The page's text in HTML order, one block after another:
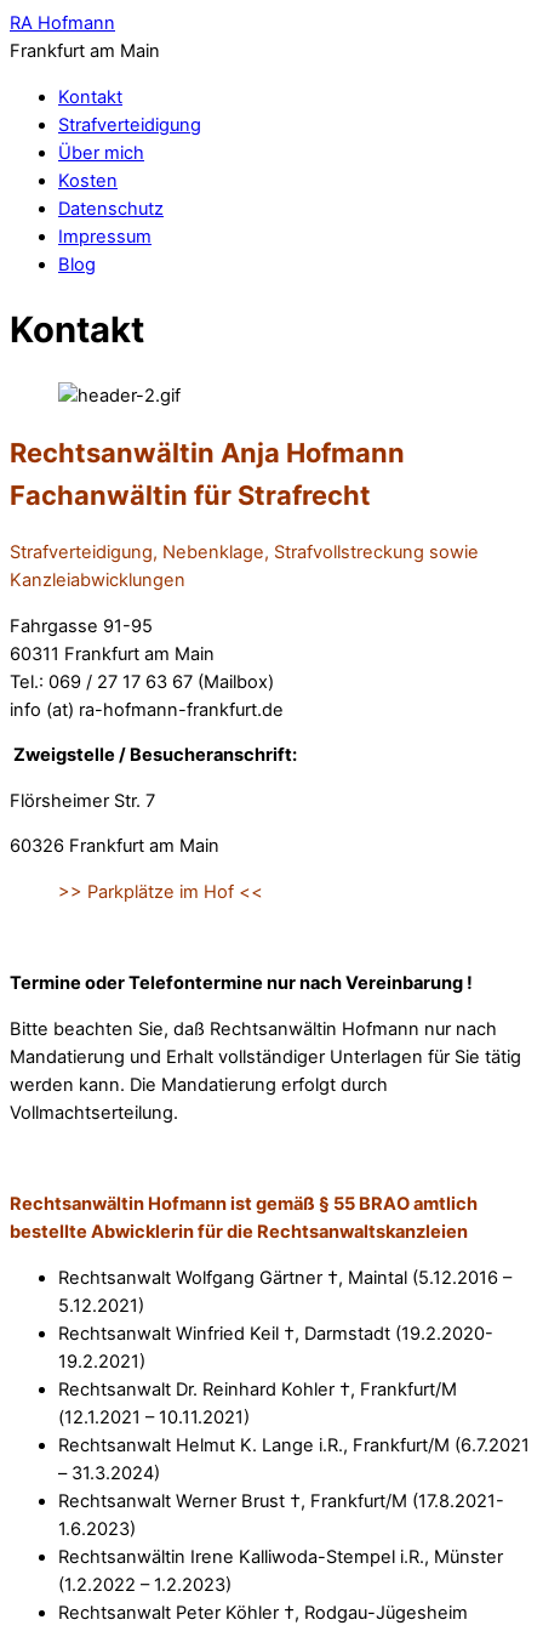
RA Hofmann
Frankfurt am Main
Kontakt
Strafverteidigung
Über mich
Kosten
Datenschutz
Impressum
Blog
Kontakt
Rechtsanwältin Anja Hofmann
Fachanwältin für Strafrecht
Strafverteidigung, Nebenklage, Strafvollstreckung sowie
Kanzleiabwicklungen
Fahrgasse 91-95
60311 Frankfurt am Main
Tel.: 069 / 27 17 63 67 (Mailbox)
info (at) ra-hofmann-frankfurt.de
Zweigstelle / Besucheranschrift:
Flörsheimer Str. 7
60326 Frankfurt am Main
>> Parkplätze im Hof <<
Termine oder Telefontermine nur nach Vereinbarung !
Bitte beachten Sie, daß Rechtsanwältin Hofmann nur nach
Mandatierung und Erhalt vollständiger Unterlagen für Sie tätig
werden kann. Die Mandatierung erfolgt durch
Vollmachtserteilung.
Rechtsanwältin Hofmann ist gemäß § 55 BRAO amtlich
bestellte Abwicklerin für die Rechtsanwaltskanzleien
Rechtsanwalt Wolfgang Gärtner †, Maintal (5.12.2016 –
5.12.2021)
Rechtsanwalt Winfried Keil †, Darmstadt (19.2.2020-
19.2.2021)
Rechtsanwalt Dr. Reinhard Kohler †, Frankfurt/M
(12.1.2021 – 10.11.2021)
Rechtsanwalt Helmut K. Lange i.R., Frankfurt/M (6.7.2021
– 31.3.2024)
Rechtsanwalt Werner Brust †, Frankfurt/M (17.8.2021-
1.6.2023)
Rechtsanwältin Irene Kalliwoda-Stempel i.R., Münster
(1.2.2022 – 1.2.2023)
Rechtsanwalt Peter Köhler †, Rodgau-Jügesheim